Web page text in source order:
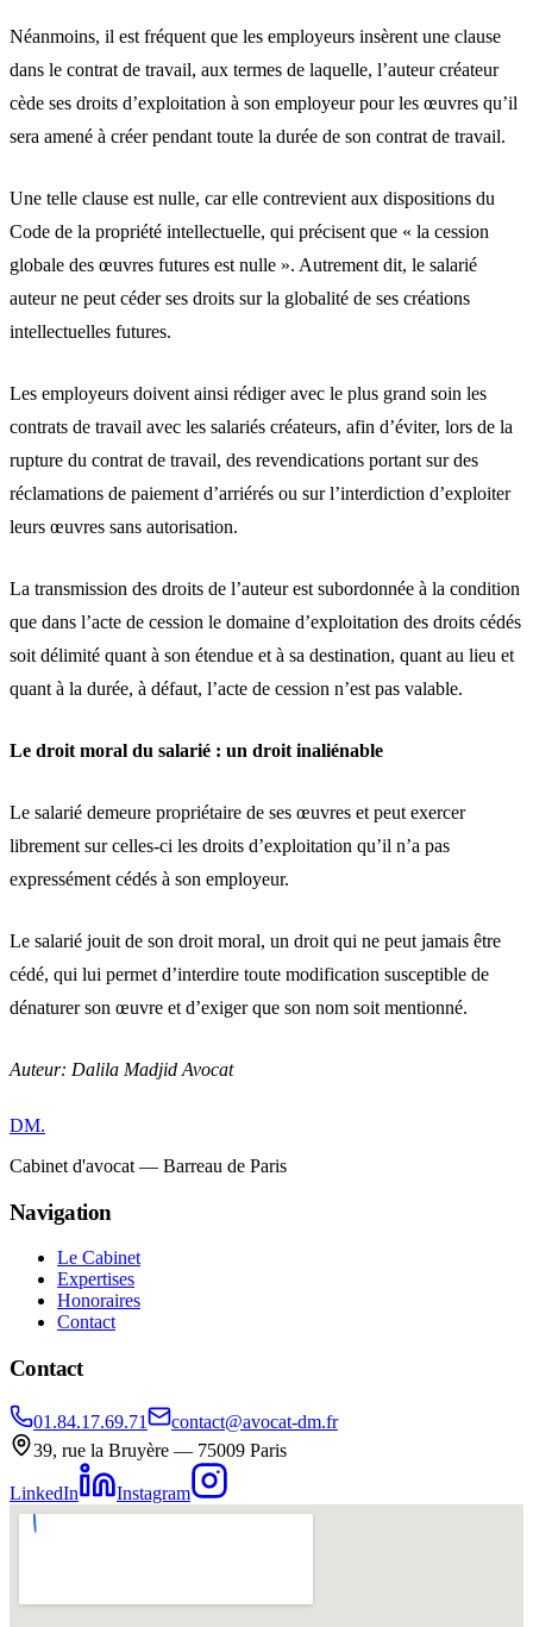
Néanmoins, il est fréquent que les employeurs insèrent une clause
dans le contrat de travail, aux termes de laquelle, l’auteur créateur
cède ses droits d’exploitation à son employeur pour les œuvres qu’il
sera amené à créer pendant toute la durée de son contrat de travail.
Une telle clause est nulle, car elle contrevient aux dispositions du
Code de la propriété intellectuelle, qui précisent que « la cession
globale des œuvres futures est nulle ». Autrement dit, le salarié
auteur ne peut céder ses droits sur la globalité de ses créations
intellectuelles futures.
Les employeurs doivent ainsi rédiger avec le plus grand soin les
contrats de travail avec les salariés créateurs, afin d’éviter, lors de la
rupture du contrat de travail, des revendications portant sur des
réclamations de paiement d’arriérés ou sur l’interdiction d’exploiter
leurs œuvres sans autorisation.
La transmission des droits de l’auteur est subordonnée à la condition
que dans l’acte de cession le domaine d’exploitation des droits cédés
soit délimité quant à son étendue et à sa destination, quant au lieu et
quant à la durée, à défaut, l’acte de cession n’est pas valable.
Le droit moral du salarié : un droit inaliénable
Le salarié demeure propriétaire de ses œuvres et peut exercer
librement sur celles-ci les droits d’exploitation qu’il n’a pas
expressément cédés à son employeur.
Le salarié jouit de son droit moral, un droit qui ne peut jamais être
cédé, qui lui permet d’interdire toute modification susceptible de
dénaturer son œuvre et d’exiger que son nom soit mentionné.
Auteur: Dalila Madjid Avocat
DM.
Cabinet d'avocat — Barreau de Paris
Navigation
Le Cabinet
Expertises
Honoraires
Contact
Contact
01.84.17.69.71
contact@avocat-dm.fr
39, rue la Bruyère — 75009 Paris
LinkedIn Instagram